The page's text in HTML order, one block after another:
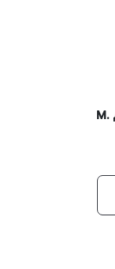
м.